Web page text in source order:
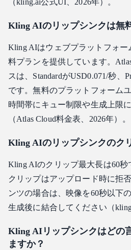
（kling.ai公式UI、2026年）。
Kling AIのリップシンクは無
Kling AIはウェブプラットフォ
料プランを提供しています。
スは、StandardがUSD0.071/秒、
です。無料のプラットフォーム
時間帯にキュー制限や生成上限
（Atlas Cloud料金表、2026年）。
Kling AIのリップシンクのク
Kling AIのクリップ最大長は60秒
クリップはアップロード時に拒
ンツの場合は、映像を60秒以下
生成後に結合してください（
Kling AIリップシンクはどの
ますか？